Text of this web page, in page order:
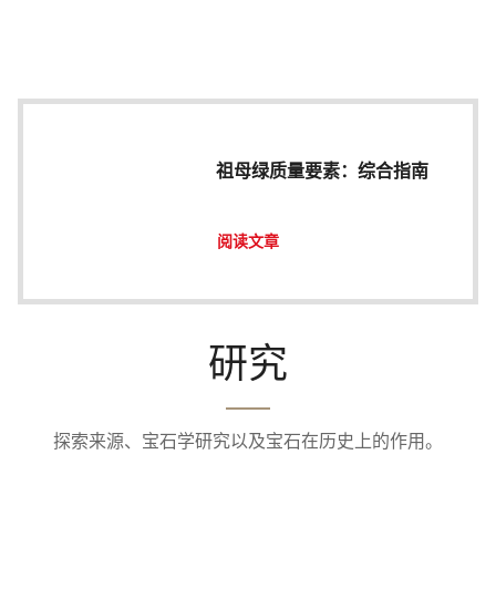
祖母绿质量要素：综合指南
阅读文章
研究
探索来源、宝石学研究以及宝石在历史上的作用。